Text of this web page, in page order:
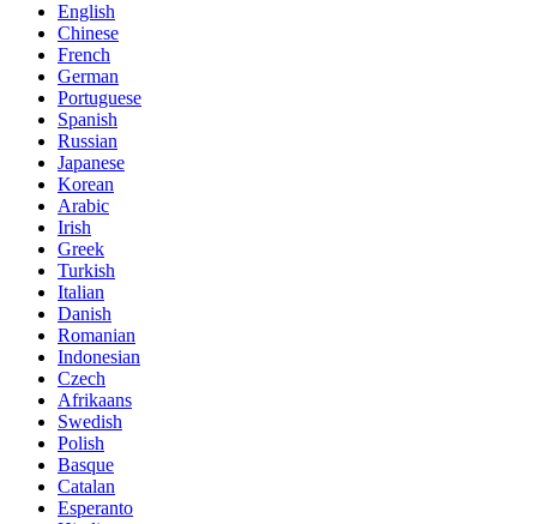
English
Chinese
French
German
Portuguese
Spanish
Russian
Japanese
Korean
Arabic
Irish
Greek
Turkish
Italian
Danish
Romanian
Indonesian
Czech
Afrikaans
Swedish
Polish
Basque
Catalan
Esperanto